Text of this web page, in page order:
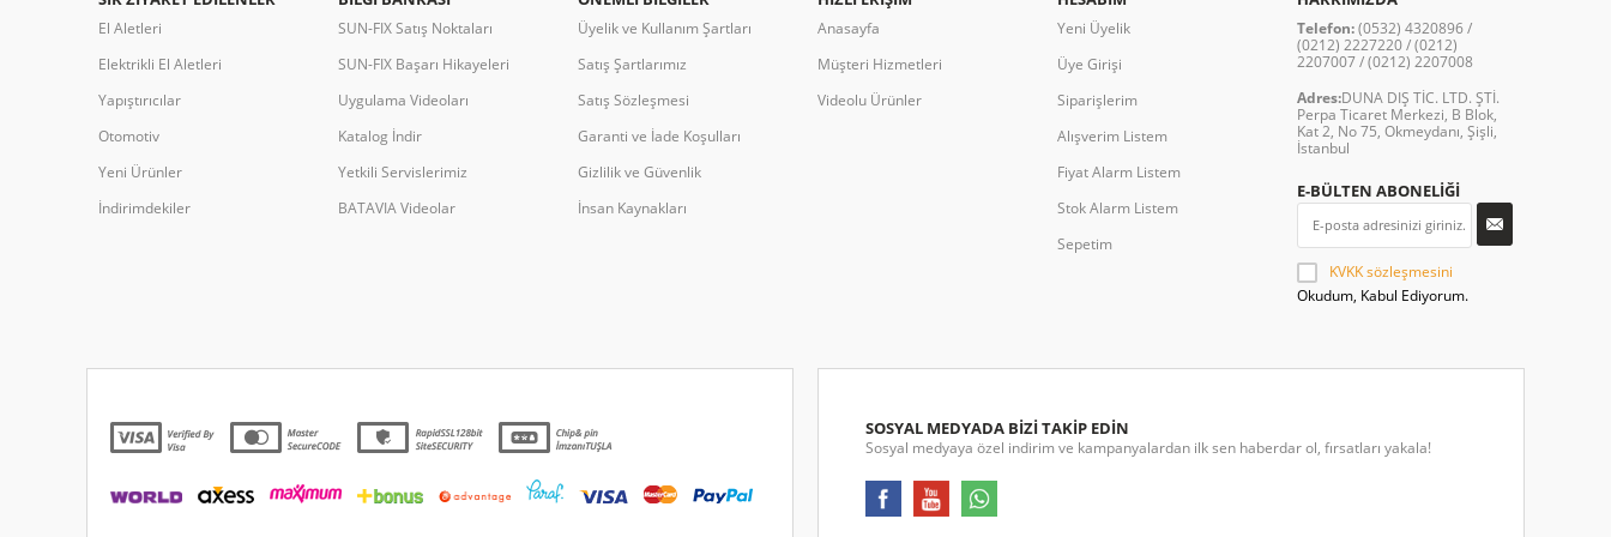
El Aletleri
Elektrikli El Aletleri
Yapıştırıcılar
Otomotiv
Yeni Ürünler
İndirimdekiler
SUN-FIX Satış Noktaları
SUN-FIX Başarı Hikayeleri
Uygulama Videoları
Katalog İndir
Yetkili Servislerimiz
BATAVIA Videolar
Üyelik ve Kullanım Şartları
Satış Şartlarımız
Satış Sözleşmesi
Garanti ve İade Koşulları
Gizlilik ve Güvenlik
İnsan Kaynakları
Anasayfa
Müşteri Hizmetleri
Videolu Ürünler
Yeni Üyelik
Üye Girişi
Siparişlerim
Alışverim Listem
Fiyat Alarm Listem
Stok Alarm Listem
Sepetim
Telefon:(0532) 4320896 /
(0212) 2227220 / (0212)
2207007 / (0212) 2207008
Adres:DUNA DIŞ TİC. LTD. ŞTİ.
Perpa Ticaret Merkezi, B Blok,
Kat 2, No 75, Okmeydanı, Şişli,
İstanbul
E-BÜLTEN ABONELİĞİ
KVKK sözleşmesini
Okudum, Kabul Ediyorum.
SOSYAL MEDYADA BİZİ TAKİP EDİN
Sosyal medyaya özel indirim ve kampanyalardan ilk sen haberdar ol, fırsatları yakala!